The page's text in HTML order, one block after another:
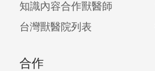
知識內容合作獸醫師
台灣獸醫院列表
合作